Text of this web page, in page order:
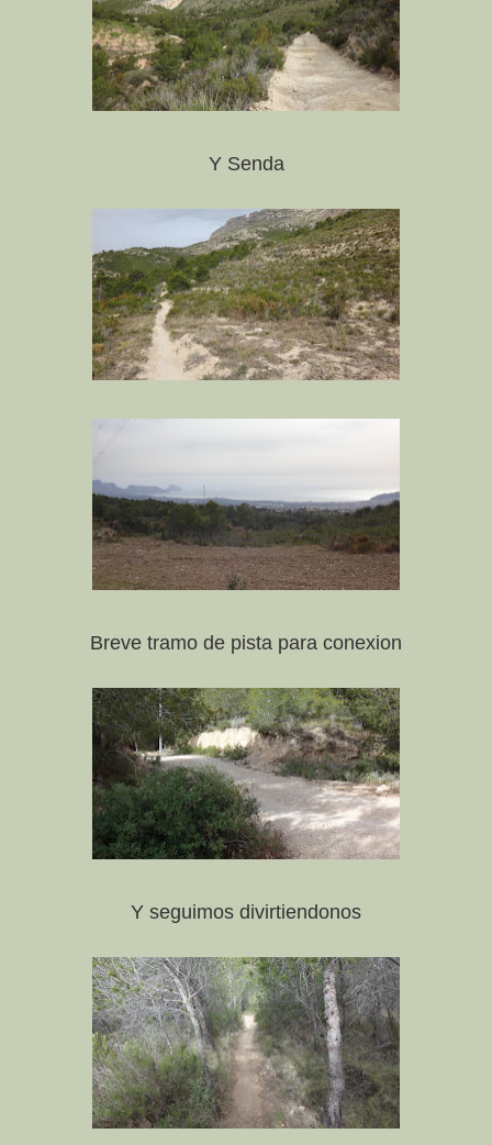
Y Senda
Breve tramo de pista para conexion
Y seguimos divirtiendonos